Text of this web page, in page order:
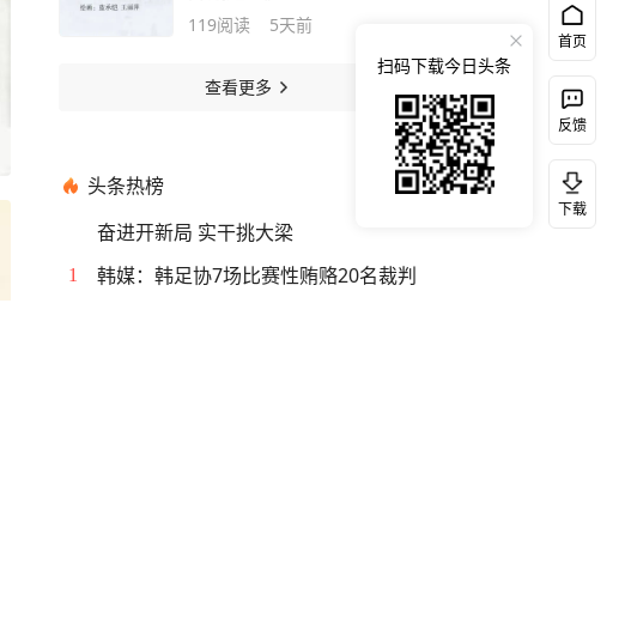
119阅读 5天前
查看更多
头条热榜 换一换
奋进开新局 实干挑大梁
1 韩媒：韩足协7场比赛性贿赂20名裁判
首页
反馈
下载
扫码下载今日头条